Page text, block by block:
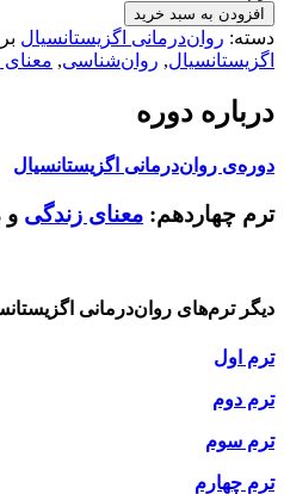
افزودن به سبد خرید
دسته: روان‌درمانی اگزیستانسیال
اگزیستانسیال, روان‌شناسی, معنای
درباره دوره
دوره‌ی روان‌درمانی اگزیستانسیال
ترم چهاردهم: معنای زندگی و
دیگر ترم‌های روان‌درمانی
ترم اول
ترم دوم
ترم سوم
ترم چهارم